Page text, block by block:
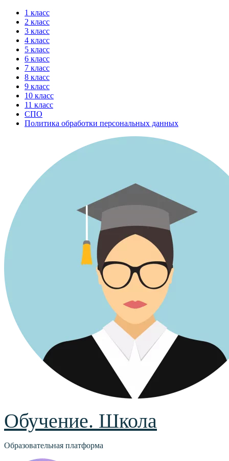
Перейти
содержимому
1 класс
2 класс
3 класс
4 класс
5 класс
6 класс
7 класс
8 класс
9 класс
10 класс
11 класс
СПО
Политика обработки персональных данных
Обучение. Школа
Образовательная платформа